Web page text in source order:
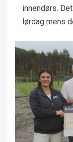
innendørs.
lørdag mens